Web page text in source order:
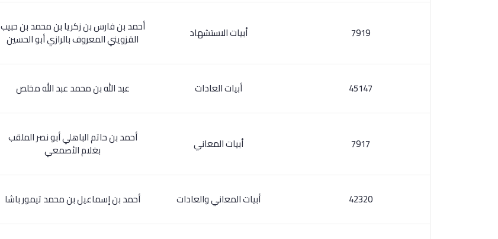
7919 أبيات الاستشهاد أحمد بن فارس بن زكريا بن محمد بن حبيب
القزويني المعروف بالرازي أبو الحسين
45147 أبيات العادات عبد الله بن محمد عبد الله مخلص
7917 أبيات المعاني أحمد بن حاتم الباهلي أبو نصر الملقب
بغلام الأصمعي
42320 أبيات المعاني والعادات أحمد بن إسماعيل بن محمد تيمور باشا